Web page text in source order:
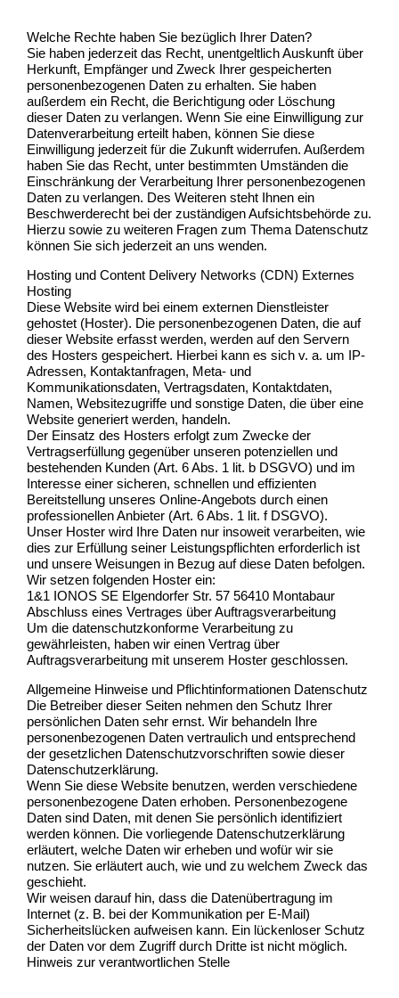
Welche Rechte haben Sie bezüglich Ihrer Daten?
Sie haben jederzeit das Recht, unentgeltlich Auskunft über
Herkunft, Empfänger und Zweck Ihrer gespeicherten
personenbezogenen Daten zu erhalten. Sie haben
außerdem ein Recht, die Berichtigung oder Löschung
dieser Daten zu verlangen. Wenn Sie eine Einwilligung zur
Datenverarbeitung erteilt haben, können Sie diese
Einwilligung jederzeit für die Zukunft widerrufen. Außerdem
haben Sie das Recht, unter bestimmten Umständen die
Einschränkung der Verarbeitung Ihrer personenbezogenen
Daten zu verlangen. Des Weiteren steht Ihnen ein
Beschwerderecht bei der zuständigen Aufsichtsbehörde zu.
Hierzu sowie zu weiteren Fragen zum Thema Datenschutz
können Sie sich jederzeit an uns wenden.
Hosting und Content Delivery Networks (CDN) Externes
Hosting
Diese Website wird bei einem externen Dienstleister
gehostet (Hoster). Die personenbezogenen Daten, die auf
dieser Website erfasst werden, werden auf den Servern
des Hosters gespeichert. Hierbei kann es sich v. a. um IP-
Adressen, Kontaktanfragen, Meta- und
Kommunikationsdaten, Vertragsdaten, Kontaktdaten,
Namen, Websitezugriffe und sonstige Daten, die über eine
Website generiert werden, handeln.
Der Einsatz des Hosters erfolgt zum Zwecke der
Vertragserfüllung gegenüber unseren potenziellen und
bestehenden Kunden (Art. 6 Abs. 1 lit. b DSGVO) und im
Interesse einer sicheren, schnellen und effizienten
Bereitstellung unseres Online-Angebots durch einen
professionellen Anbieter (Art. 6 Abs. 1 lit. f DSGVO).
Unser Hoster wird Ihre Daten nur insoweit verarbeiten, wie
dies zur Erfüllung seiner Leistungspflichten erforderlich ist
und unsere Weisungen in Bezug auf diese Daten befolgen.
Wir setzen folgenden Hoster ein:
1&1 IONOS SE Elgendorfer Str. 57 56410 Montabaur
Abschluss eines Vertrages über Auftragsverarbeitung
Um die datenschutzkonforme Verarbeitung zu
gewährleisten, haben wir einen Vertrag über
Auftragsverarbeitung mit unserem Hoster geschlossen.
Allgemeine Hinweise und Pflichtinformationen Datenschutz
Die Betreiber dieser Seiten nehmen den Schutz Ihrer
persönlichen Daten sehr ernst. Wir behandeln Ihre
personenbezogenen Daten vertraulich und entsprechend
der gesetzlichen Datenschutzvorschriften sowie dieser
Datenschutzerklärung.
Wenn Sie diese Website benutzen, werden verschiedene
personenbezogene Daten erhoben. Personenbezogene
Daten sind Daten, mit denen Sie persönlich identifiziert
werden können. Die vorliegende Datenschutzerklärung
erläutert, welche Daten wir erheben und wofür wir sie
nutzen. Sie erläutert auch, wie und zu welchem Zweck das
geschieht.
Wir weisen darauf hin, dass die Datenübertragung im
Internet (z. B. bei der Kommunikation per E-Mail)
Sicherheitslücken aufweisen kann. Ein lückenloser Schutz
der Daten vor dem Zugriff durch Dritte ist nicht möglich.
Hinweis zur verantwortlichen Stelle